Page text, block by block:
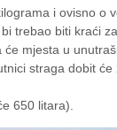
i ovisno o
bi trebao biti kraći
mjesta u
straga dobit
650 litara).